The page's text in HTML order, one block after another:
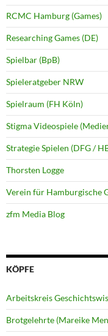
RCMC Hamburg (Games)
Researching Games (DE)
Spielbar (BpB)
Spieleratgeber NRW
Spielraum (FH Köln)
Stigma Videospiele
Strategie Spielen (DFG /
Thorsten Logge
Verein für Hamburgische
zfm Media Blog
KÖPFE
Arbeitskreis
Brotgelehrte (Mareike